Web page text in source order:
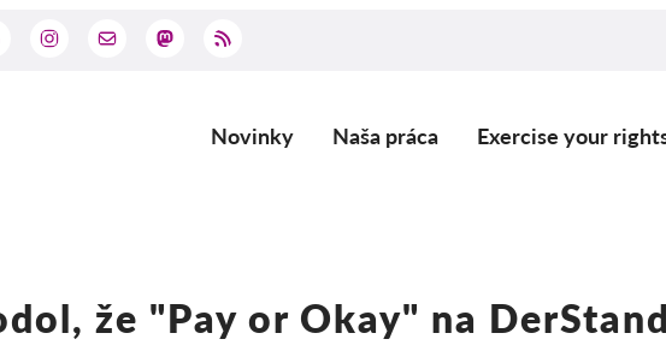
Main
Novinky Naša práca Exercise your
že "Pay or Okay" na